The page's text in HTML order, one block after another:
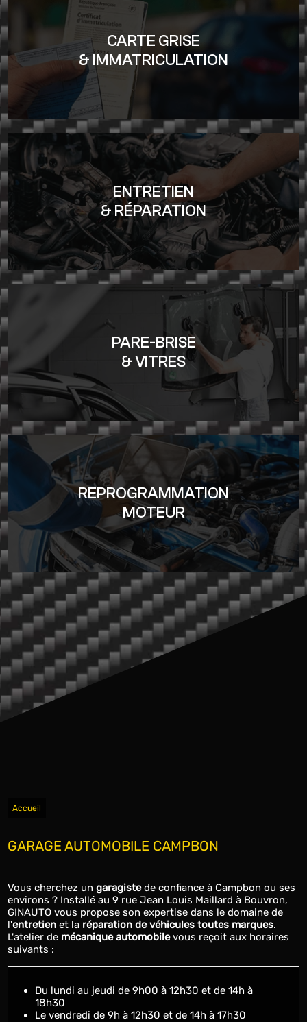
CARTE GRISE
& IMMATRICULATION
ENTRETIEN
& RÉPARATION
PARE-BRISE
& VITRES
REPROGRAMMATION
MOTEUR
Accueil
GARAGE AUTOMOBILE CAMPBON
Vous cherchez ungaragistede confiance à Campbon ou ses
environs ? Installé au 9 rue Jean Louis Maillard à Bouvron,
GINAUTO vous propose son expertise dans le domaine de
l'entretien et la réparation de véhicules toutes marques.
L'atelier de mécanique automobilevous reçoit aux horaires
suivants :
du lundi au jeudi de 9h00 à 12h30 et de 14h à
18h30
le vendredi de 9h à 12h30 et de 14h à 17h30